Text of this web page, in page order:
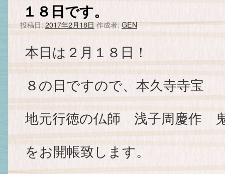
１８日です。
投稿日: 2017年2月18日 作成者: GEN
本日は２月１８日！
８の日ですので、本久寺寺宝
地元行徳の仏師 浅子周慶作
をお開帳致します。